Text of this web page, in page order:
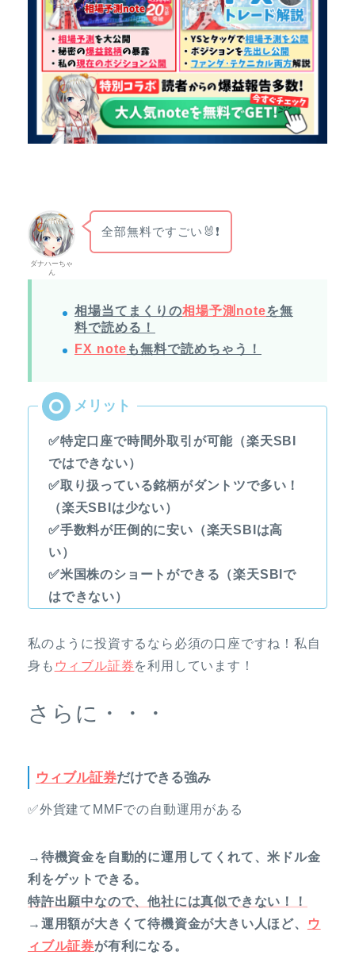
ダナハーちゃ
ん
全部無料ですごい🐰❗
相場当てまくりの相場予測noteを無
料で読める！
FX note も無料で読めちゃう！
✅特定口座で時間外取引が可能（楽天SBI
ではできない）
✅取り扱っている銘柄がダントツで多い！
（楽天SBIは少ない）
✅手数料が圧倒的に安い（楽天SBIは高
い）
✅米国株のショートができる（楽天SBIで
はできない）
私のように投資するなら必須の口座ですね！私自
身も ウィブル証券を利用しています！
さらに・・・
ウィブル証券だけできる強み
✅外貨建てMMFでの自動運用がある
→待機資金を自動的に運用してくれて、米ドル金
利をゲットできる。
特許出願中なので、他社には真似できない！！
→運用額が大きくて待機資金が大きい人ほど、
ウ
ィブル証券が有利になる。